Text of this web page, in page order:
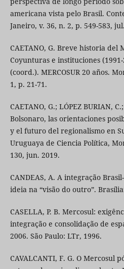
americana vista pelo Brasil.
Janeiro, v. 36, n. 2, p. 549-583,
CAETANO, G. Breve historia del
Coyunturas e instituciones (1991-
(coord.). MERCOSUR 20 años.
1, p. 21-71.
CAETANO, G.; LÓPEZ BURIAN,
Bolsonaro, las orientaciones
y el futuro del regionalismo en
Uruguaya de Ciencia Política,
130, jun. 2019.
CANDEAS, A. A integração
ideia na “visão do outro”.
CASELLA, P. B. Mercosul:
integração e consolidação de
2006. São Paulo: LTr, 1996.
CAVALCANTI, F. G. O Mercosul